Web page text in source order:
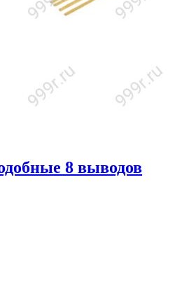
8 выводов